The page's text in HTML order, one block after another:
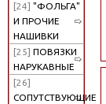
[24] "ФОЛЬГА"
И ПРОЧИЕ
НАШИВКИ
[25] ПОВЯЗКИ
НАРУКАВНЫЕ
[26]
СОПУТСТВУЮЩИЕ